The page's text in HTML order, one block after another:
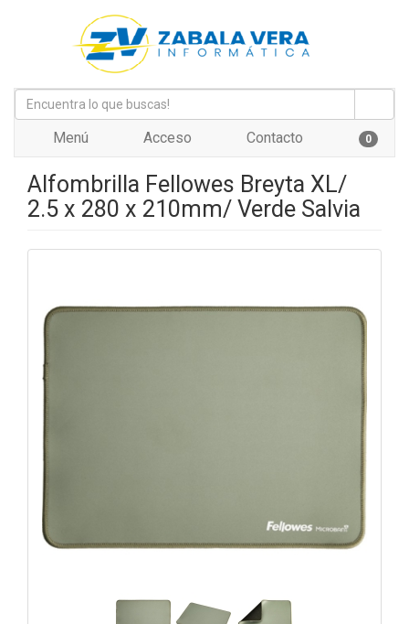
Menú Acceso Contacto 0
Alfombrilla Fellowes Breyta XL/
2.5 x 280 x 210mm/ Verde Salvia